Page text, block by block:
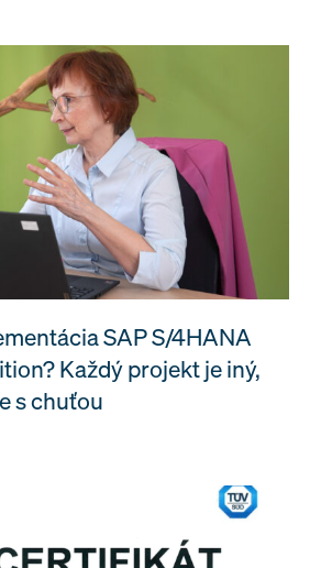
SAP S/4HANA
Každý projekt je iný,
s chuťou